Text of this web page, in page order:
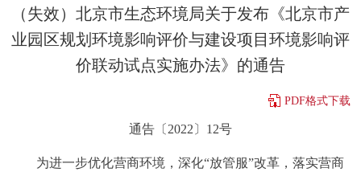
决策公开 专题公开
政务服务
利企服务
（失效）北京市生态环境局关于发布《北京市产
业园区规划环境影响评价与建设项目环境影响评
价联动试点实施办法》的通告
PDF格式下载
通告〔2022〕12号
为进一步优化营商环境，深化“放管服”改革，落实营商